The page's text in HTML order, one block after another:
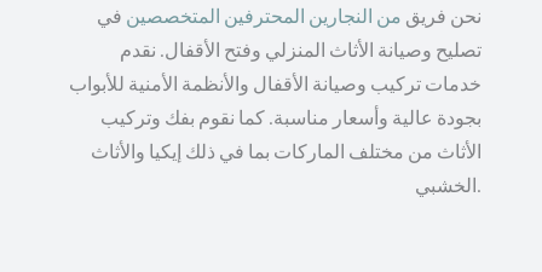
نحن فريق من النجارين المحترفين المتخصصين في
تصليح وصيانة الأثاث المنزلي وفتح الأقفال. نقدم
خدمات تركيب وصيانة الأقفال والأنظمة الأمنية للأبواب
بجودة عالية وأسعار مناسبة. كما نقوم بفك وتركيب
الأثاث من مختلف الماركات بما في ذلك إيكيا والأثاث
الخشبي.